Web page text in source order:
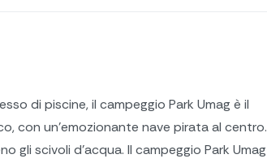
di piscine, il campeggio Park Umag è il
con un'emozionante nave pirata al centro.
scivoli d’acqua. Il campeggio Park Umag